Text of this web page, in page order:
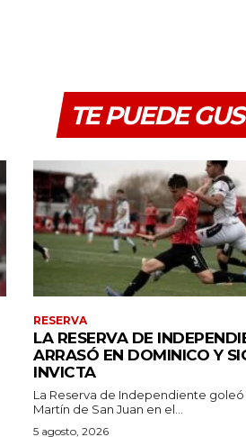
TE PUEDE
RESERVA
LA RESERVA DE
ARRASÓ EN DOMINICO Y
INVICTA
La Reserva de Independiente goleó
Martín de San Juan en el...
5 agosto, 2026